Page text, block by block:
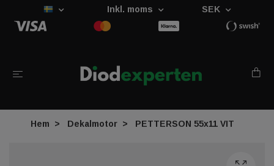
Inkl. moms SEK
Hem Dekalmotor PETTERSON 55x11 VIT